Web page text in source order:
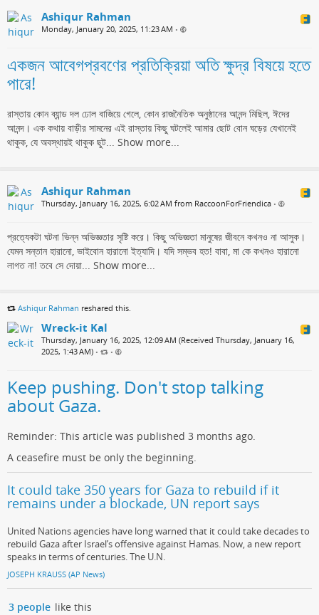
Ashiqur Rahman
Monday, January 20, 2025, 11:23 AM •
একজন আবেগপ্রবণের প্রতিক্রিয়া অতি ক্ষুদ্র বিষয়ে হতে
পারে!
রাস্তায় কোন ব্যান্ড দল ঢোল বাজিয়ে গেলে, কোন রাজনৈতিক অনুষ্ঠানের আনন্দ মিছিল, ঈদের
আনন্দ। এক কথায় বাড়ীর সামনের এই রাস্তায় কিছু ঘটলেই আমার ছোট বোন ঘড়ের যেখানেই
থাকুক, যে অবস্থায়ই থাকুক ছুট... Show more...
Ashiqur Rahman
Thursday, January 16, 2025, 6:02 AM from RaccoonForFriendica •
প্রত্যেকটা ঘটনা ভিন্ন অভিজ্ঞতার সৃষ্টি করে। কিছু অভিজ্ঞতা মানুষের জীবনে কখনও না আসুক।
যেমন সন্তান হারানো, ভাইবোন হারানো ইত্যাদি। যদি সম্ভব হত! বাবা, মা কে কখনও হারানো
লাগত না! তবে সে দোয়া... Show more...
Ashiqur Rahman reshared this.
Wreck-it Kal
Thursday, January 16, 2025, 12:09 AM (Received Thursday, January 16,
2025, 1:43 AM) • •
Keep pushing. Don't stop talking
about Gaza.
Reminder: This article was published 3 months ago.
A ceasefire must be only the beginning.
It could take 350 years for Gaza to rebuild if it
remains under a blockade, UN report says
United Nations agencies have long warned that it could take decades to
rebuild Gaza after Israel’s offensive against Hamas. Now, a new report
speaks in terms of centuries. The U.N.
JOSEPH KRAUSS (AP News)
3 people like this